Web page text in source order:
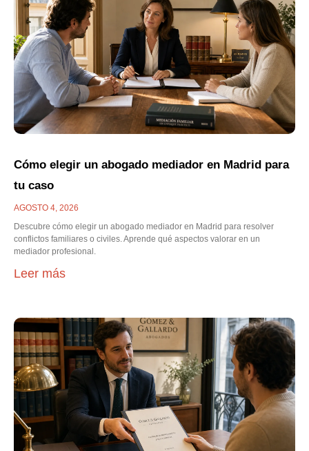
Cómo elegir un abogado mediador en Madrid para
tu caso
AGOSTO 4, 2026
Descubre cómo elegir un abogado mediador en Madrid para resolver
conflictos familiares o civiles. Aprende qué aspectos valorar en un
mediador profesional.
Leer más